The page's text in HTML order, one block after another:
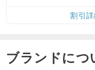
割引
ブランドにつ